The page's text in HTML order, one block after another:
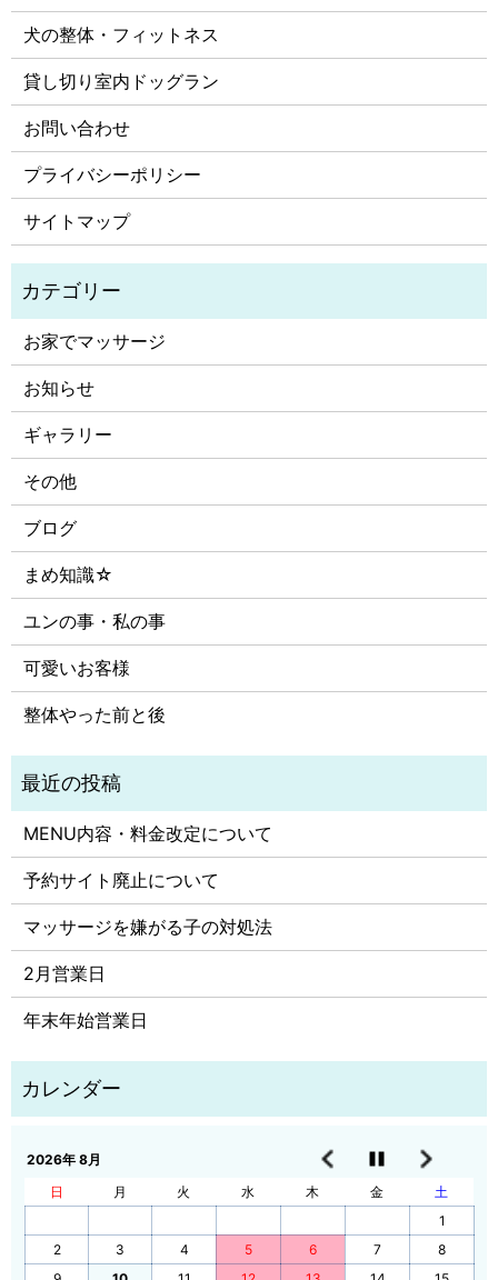
犬の整体・フィットネス
貸し切り室内ドッグラン
お問い合わせ
プライバシーポリシー
サイトマップ
お家でマッサージ
お知らせ
ギャラリー
その他
ブログ
まめ知識☆
ユンの事・私の事
可愛いお客様
整体やった前と後
MENU内容・料金改定について
予約サイト廃止について
マッサージを嫌がる子の対処法
2月営業日
年末年始営業日
2026年 8月
日
月 火 水 木 金
土
1
2
3 4 5 6 7
8